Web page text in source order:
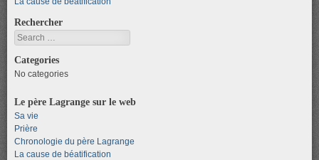
Rechercher
Search
Categories
No categories
Le père Lagrange sur le web
Sa vie
Prière
Chronologie du père Lagrange
La cause de béatification